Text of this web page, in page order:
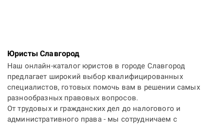
Юристы Славгород
Наш онлайн-каталог юристов в городе Славгород
предлагает широкий выбор квалифицированных
специалистов, готовых помочь вам в решении самых
разнообразных правовых вопросов.
От трудовых и гражданских дел до налогового и
административного права - мы сотрудничаем с